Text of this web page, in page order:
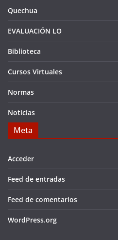
Quechua
EVALUACIÓN LO
Biblioteca
Cursos Virtuales
Normas
Noticias
Meta
Acceder
Feed de entradas
Feed de comentarios
WordPress.org